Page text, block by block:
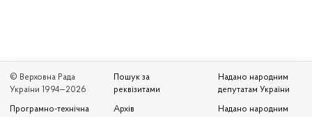
© Верховна Рада
України 1994—2026
Програмно-технічна
Пошук за
реквізитами
Архів
Надано народним
депутатам України
Надано народним